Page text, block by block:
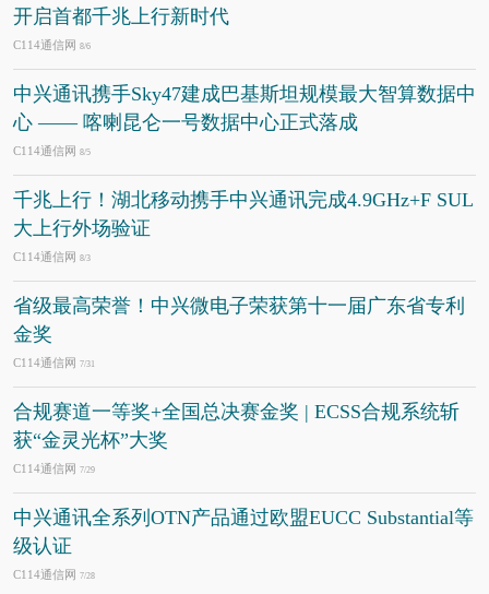
开启首都千兆上行新时代
C114通信网 8/6
中兴通讯携手Sky47建成巴基斯坦规模最大智算数据中
心 —— 喀喇昆仑一号数据中心正式落成
C114通信网 8/5
千兆上行！湖北移动携手中兴通讯完成4.9GHz+F SUL
大上行外场验证
C114通信网 8/3
省级最高荣誉！中兴微电子荣获第十一届广东省专利
金奖
C114通信网 7/31
合规赛道一等奖+全国总决赛金奖 | ECSS合规系统斩
获“金灵光杯”大奖
C114通信网 7/29
中兴通讯全系列OTN产品通过欧盟EUCC Substantial等
级认证
C114通信网 7/28